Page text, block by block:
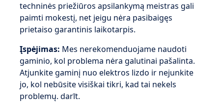
techninės priežiūros apsilankymą meistras gali
paimti mokestį, net jeigu nėra pasibaigęs
prietaiso garantinis laikotarpis.
Įspėjimas: Mes nerekomenduojame naudoti
gaminio, kol problema nėra galutinai pašalinta.
Atjunkite gaminį nuo elektros lizdo ir nejunkite
jo, kol nebūsite visiškai tikri, kad tai nekels
problemų. darīt.